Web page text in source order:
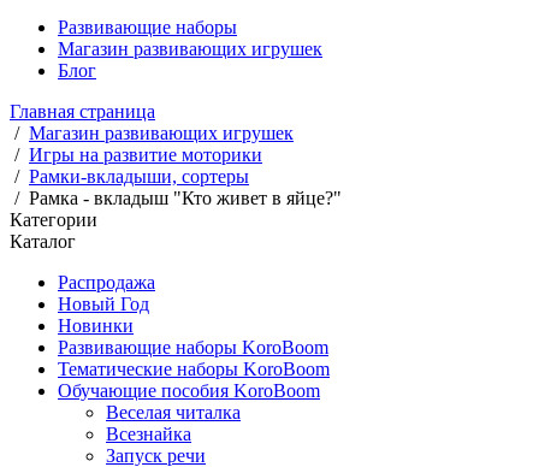
Развивающие наборы
Магазин развивающих игрушек
Блог
Главная страница
/ Магазин развивающих игрушек
/ Игры на развитие моторики
/ Рамки-вкладыши, сортеры
/ Рамка - вкладыш "Кто живет в яйце?"
Категории
Каталог
Распродажа
Новый Год
Новинки
Развивающие наборы KoroBoom
Тематические наборы KoroBoom
Обучающие пособия KoroBoom
Веселая читалка
Всезнайка
Запуск речи